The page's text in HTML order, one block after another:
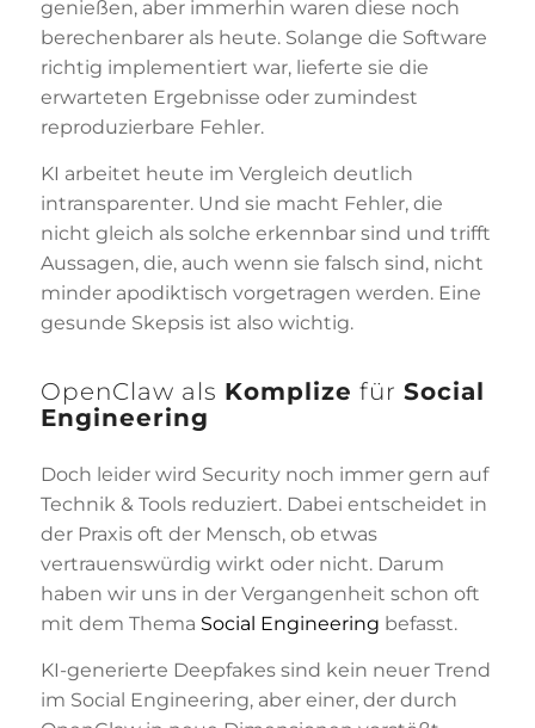
genießen, aber immerhin waren diese noch
berechenbarer als heute. Solange die Software
richtig implementiert war, lieferte sie die
erwarteten Ergebnisse oder zumindest
reproduzierbare Fehler.
KI arbeitet heute im Vergleich deutlich
intransparenter. Und sie macht Fehler, die
nicht gleich als solche erkennbar sind und trifft
Aussagen, die, auch wenn sie falsch sind, nicht
minder apodiktisch vorgetragen werden. Eine
gesunde Skepsis ist also wichtig.
OpenClaw als Komplize für Social
Engineering
Doch leider wird Security noch immer gern auf
Technik & Tools reduziert. Dabei entscheidet in
der Praxis oft der Mensch, ob etwas
vertrauenswürdig wirkt oder nicht. Darum
haben wir uns in der Vergangenheit schon oft
mit dem Thema Social Engineering befasst.
KI-generierte Deepfakes sind kein neuer Trend
im Social Engineering, aber einer, der durch